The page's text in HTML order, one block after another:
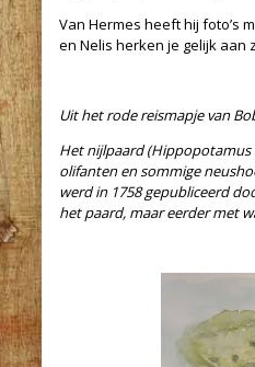
Van Hermes heeft hij foto’s
en Nelis herken je gelijk aan
Uit het rode reismapje van
Het nijlpaard (Hippopotamus
olifanten en sommige
werd in 1758 gepubliceerd
het paard, maar eerder met